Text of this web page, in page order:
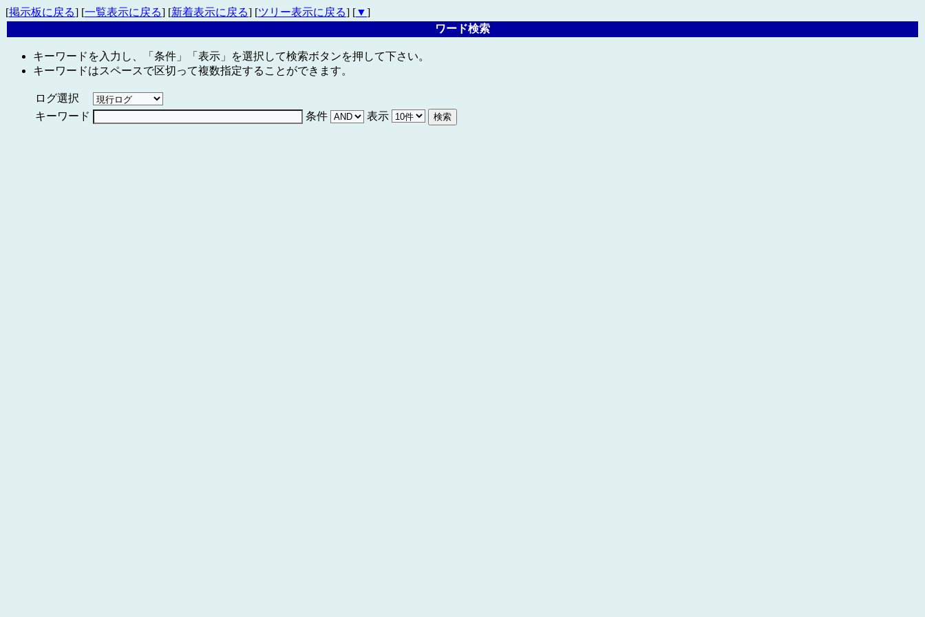
[掲示板に戻る] [一覧表示に戻る] [新着表示に戻る] [ツリー表示に戻る] [▼]
ワード検索
キーワードを入力し、「条件」「表示」を選択して検索ボタンを押して下さい。
キーワードはスペースで区切って複数指定することができます。
ログ選択
キーワード
条件 表示